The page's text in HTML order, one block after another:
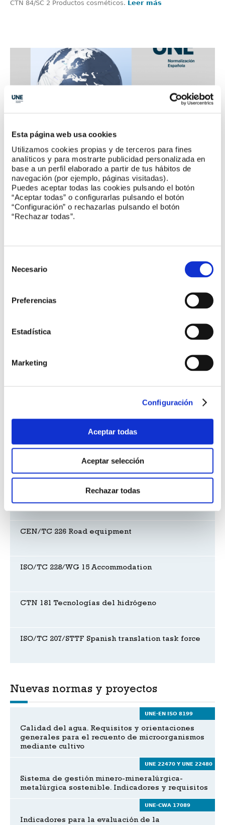
Esta página web usa cookies
Utilizamos cookies propias y de terceros para fines
analíticos y para mostrarte publicidad personalizada en
base a un perfil elaborado a partir de tus hábitos de
navegación (por ejemplo, páginas visitadas).
Puedes aceptar todas las cookies pulsando el botón
“Aceptar todas” o configurarlas pulsando el botón
“Configuración” o rechazarlas pulsando el botón
“Rechazar todas”.
Necesario
Preferencias
Estadística
Marketing
Configuración
Aceptar todas
Aceptar selección
Rechazar todas
CTN 84/SC 2 Productos cosméticos. Leer más
Nuevo comité de normalización sobre economía
Impulso al Acuerdo UE-Mercosur con la
El organismo turco de normalización visita UNE
Reuniones de comités
units
CEN/TC 226 Road equipment
ISO/TC 228/WG 15 Accommodation
CTN 181 Tecnologías del hidrógeno
ISO/TC 207/STTF Spanish translation task force
Nuevas normas y proyectos
UNE-EN ISO 8199
Calidad del agua. Requisitos y orientaciones
generales para el recuento de microorganismos
mediante cultivo
UNE 22470 Y UNE 22480
Sistema de gestión minero-mineralúrgica-
metalúrgica sostenible. Indicadores y requisitos
UNE-CWA 17089
Indicadores para la evaluación de la